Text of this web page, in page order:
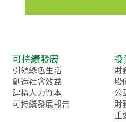
可持續發展
引領綠色生活
創造社會效益
建構人力資本
可持續發展報告
投
財
股
公
財
重